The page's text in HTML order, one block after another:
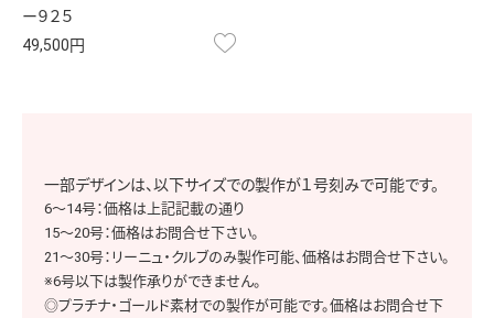
ー９２５
49,500円
一部デザインは、以下サイズでの製作が１号刻みで可能です。
6～14号：価格は上記記載の通り
15～20号：価格はお問合せ下さい。
21～30号：リーニュ・クルブのみ製作可能、価格はお問合せ下さい。
※6号以下は製作承りができません。
◎プラチナ・ゴールド素材での製作が可能です。価格はお問合せ下